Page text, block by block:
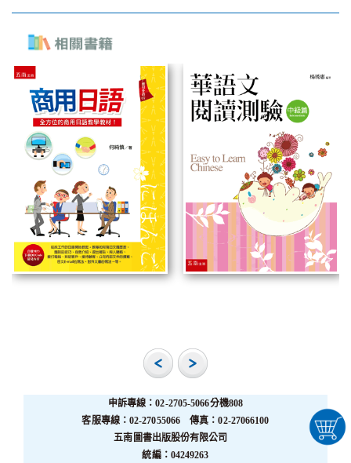
申訴專線：02-2705-5066分機808
客服專線：02-27055066 傳真：02-27066100
五南圖書出版股份有限公司
統編：04249263